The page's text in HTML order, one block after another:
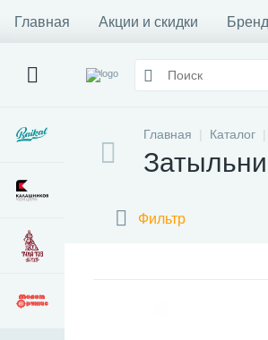
Главная Акции и скидки
Главная Каталог
Фильтр